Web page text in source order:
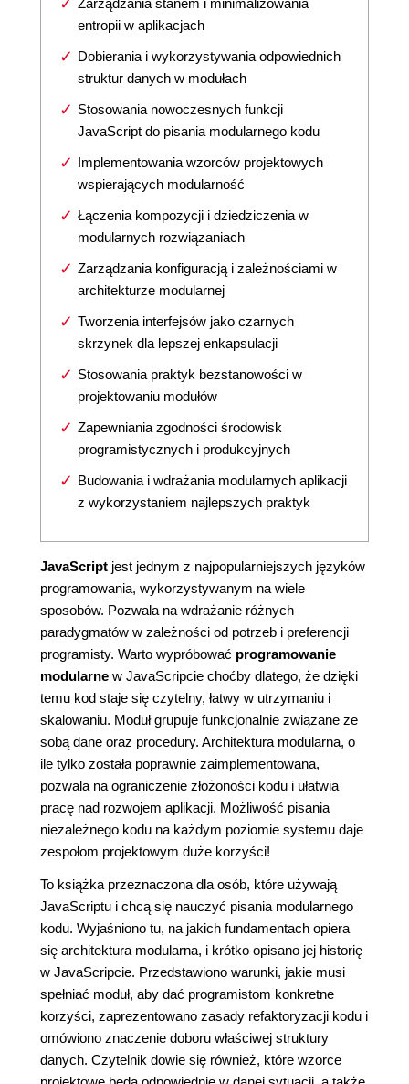
Zarządzania stanem i minimalizowania
entropii w aplikacjach
Dobierania i wykorzystywania odpowiednich
struktur danych w modułach
Stosowania nowoczesnych funkcji
JavaScript do pisania modularnego kodu
Implementowania wzorców projektowych
wspierających modularność
Łączenia kompozycji i dziedziczenia w
modularnych rozwiązaniach
Zarządzania konfiguracją i zależnościami w
architekturze modularnej
Tworzenia interfejsów jako czarnych
skrzynek dla lepszej enkapsulacji
Stosowania praktyk bezstanowości w
projektowaniu modułów
Zapewniania zgodności środowisk
programistycznych i produkcyjnych
Budowania i wdrażania modularnych aplikacji
z wykorzystaniem najlepszych praktyk
JavaScript jest jednym z najpopularniejszych języków
programowania, wykorzystywanym na wiele
sposobów. Pozwala na wdrażanie różnych
paradygmatów w zależności od potrzeb i preferencji
programisty. Warto wypróbować programowanie
modularne w JavaScripcie choćby dlatego, że dzięki
temu kod staje się czytelny, łatwy w utrzymaniu i
skalowaniu. Moduł grupuje funkcjonalnie związane ze
sobą dane oraz procedury. Architektura modularna, o
ile tylko została poprawnie zaimplementowana,
pozwala na ograniczenie złożoności kodu i ułatwia
pracę nad rozwojem aplikacji. Możliwość pisania
niezależnego kodu na każdym poziomie systemu daje
zespołom projektowym duże korzyści!
To książka przeznaczona dla osób, które używają
JavaScriptu i chcą się nauczyć pisania modularnego
kodu. Wyjaśniono tu, na jakich fundamentach opiera
się architektura modularna, i krótko opisano jej historię
w JavaScripcie. Przedstawiono warunki, jakie musi
spełniać moduł, aby dać programistom konkretne
korzyści, zaprezentowano zasady refaktoryzacji kodu i
omówiono znaczenie doboru właściwej struktury
danych. Czytelnik dowie się również, które wzorce